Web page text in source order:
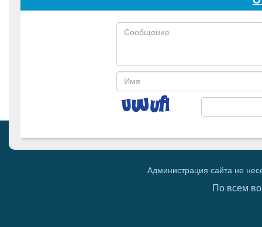
Администрация сайта не
По всем